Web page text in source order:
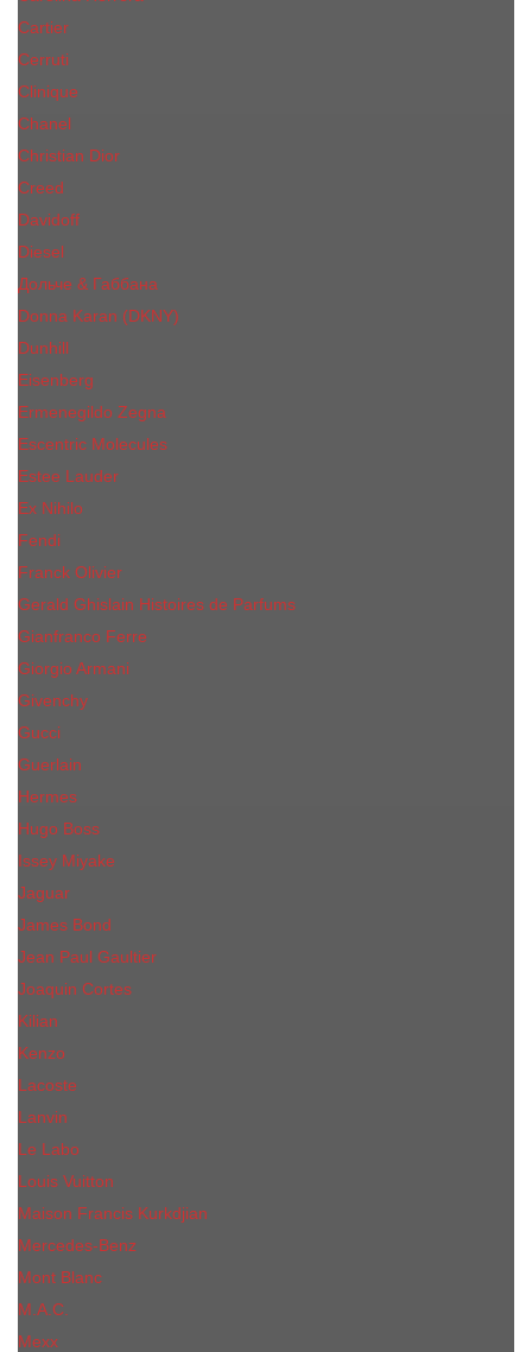
Cartier
Cerruti
Сliniquе
Chanel
Christian Dior
Creed
Davidoff
Diesel
Дольче & Габбана
Donna Karan (DKNY)
Dunhill
Eisenberg
Ermenegildo Zegna
Escentric Molecules
Еsteе Lаudеr
Ex Nihilo
Fendi
Franck Olivier
Gerald Ghislain Histoires de Parfums
Gianfranco Ferre
Giorgio Armani
Givenchy
Gucci
Guerlain
Hermes
Hugo Boss
Issey Miyake
Jaguar
James Bond
Jean Paul Gaultier
Joaquin Сortes
Kilian
Kenzo
Lacoste
Lanvin
Le Labo
Louis Vuitton
Maison Francis Kurkdjian
Mercedes-Benz
Mont Blanc
M.А.C.
Mexx